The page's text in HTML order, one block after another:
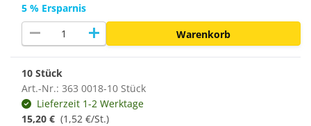
5 % Ersparnis
remove add Warenkorb
10 Stück
Art.-Nr.: 363 0018-10 Stück
Lieferzeit 1-2 Werktage
15,20 € (1,52 €/St.)